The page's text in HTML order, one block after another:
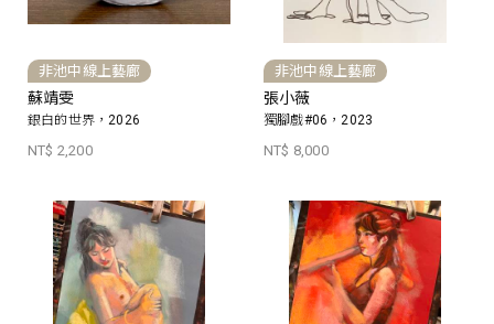
非池中線上藝廊
蘇靖雯
銀白的世界，2026
NT$ 2,200
非池中線上藝廊
張小薇
獨腳戲#06，2023
NT$ 8,000